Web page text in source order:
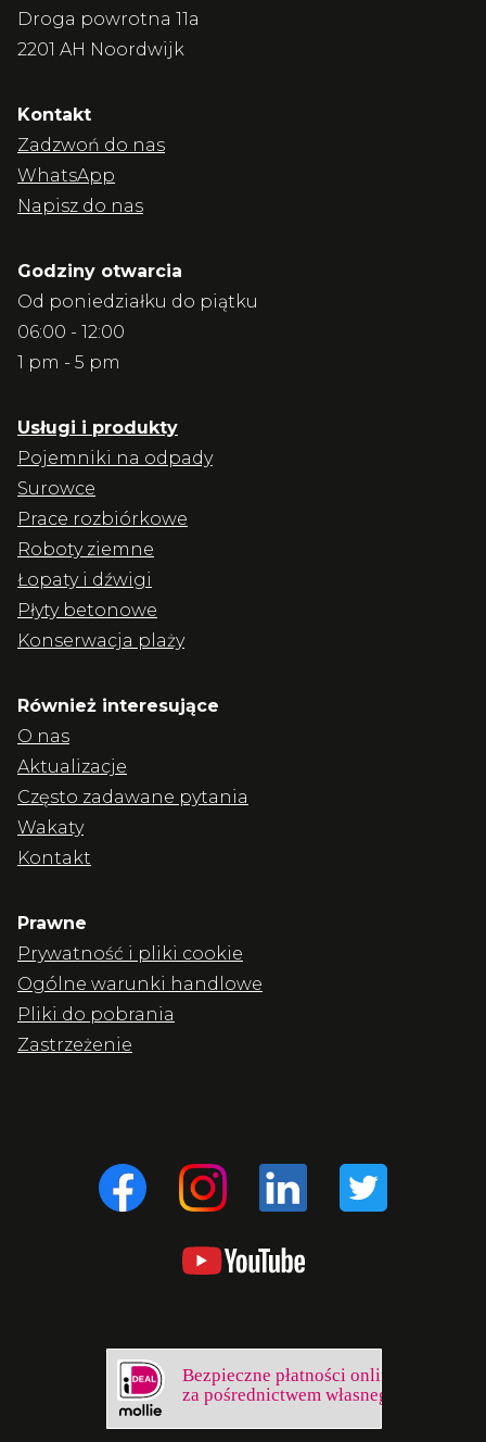
Droga powrotna 11a
2201 AH Noordwijk
Kontakt
Zadzwoń do nas
WhatsApp
Napisz do nas
Godziny otwarcia
Od poniedziałku do piątku
06:00 - 12:00
1 pm - 5 pm
Usługi i produkty
Pojemniki na odpady
Surowce
Prace rozbiórkowe
Roboty ziemne
Łopaty i dźwigi
Płyty betonowe
Konserwacja plaży
Również interesujące
O nas
Aktualizacje
Często zadawane pytania
Wakaty
Kontakt
Prawne
Prywatność i pliki cookie
Ogólne warunki handlowe
Pliki do pobrania
Zastrzeżenie
Bezpieczne płatności online
za pośrednictwem własnego banku